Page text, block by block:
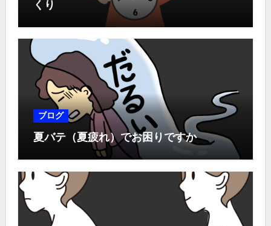
くり
ブログ
夏バテ（夏疲れ）でお困りですか